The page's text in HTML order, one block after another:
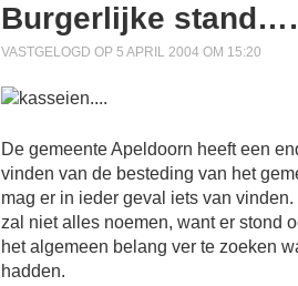
Burgerlijke
VASTGELOGD OP 5 APRIL 2004 OM 15:20
De gemeente Apeldoorn heeft een
vinden van de besteding van het
mag er in ieder geval iets van
zal niet alles noemen, want er stond
het algemeen belang ver te zoeken
hadden.